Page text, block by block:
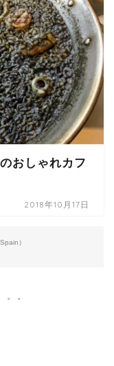
おしゃれカフ
2018年10月17日
）